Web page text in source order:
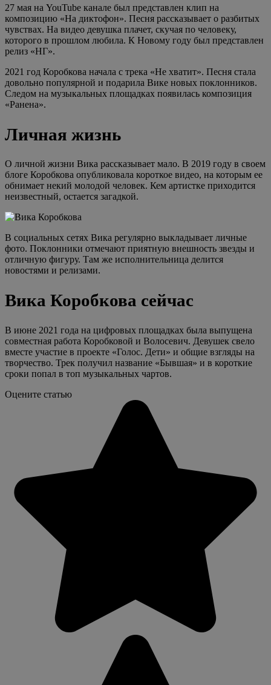
27 мая на YouTube канале был представлен клип на
композицию «На диктофон». Песня рассказывает о разбитых
чувствах. На видео девушка плачет, скучая по человеку,
которого в прошлом любила. К Новому году был представлен
релиз «НГ».
2021 год Коробкова начала с трека «Не хватит». Песня стала
довольно популярной и подарила Вике новых поклонников.
Следом на музыкальных площадках появилась композиция
«Ранена».
Личная жизнь
О личной жизни Вика рассказывает мало. В 2019 году в своем
блоге Коробкова опубликовала короткое видео, на которым ее
обнимает некий молодой человек. Кем артистке приходится
неизвестный, остается загадкой.
В социальных сетях Вика регулярно выкладывает личные
фото. Поклонники отмечают приятную внешность звезды и
отличную фигуру. Там же исполнительница делится
новостями и релизами.
Вика Коробкова сейчас
В июне 2021 года на цифровых площадках была выпущена
совместная работа Коробковой и Волосевич. Девушек свело
вместе участие в проекте «Голос. Дети» и общие взгляды на
творчество. Трек получил название «Бывшая» и в короткие
сроки попал в топ музыкальных чартов.
Оцените статью